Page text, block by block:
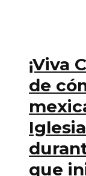
¡Viva
de
que